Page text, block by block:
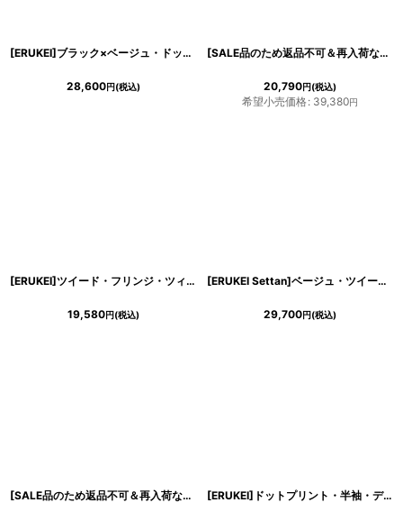
[ERUKEI]ブラック×ベージュ・ドット・レース・シースルー・ロングスリーブ・タイト・ミニドレス・ワンピース[山崎みどり着用]《送料＆代引き手数料無料》
28,600円(税込)
[SALE品のため返品不可＆再入荷なしの現品限り][ERUKEI]薔薇刺繍・総レース・ブラックベース・マーメイド・タイト・大人・膝下ミディアムドレス・ワンピース[山崎みどり着用]《送料＆代引き手数料無料》myall
20,790円(税込)
希望小売価格: 39,380円
[ERUKEI]ツイード・フリンジ・ツィード・ノースリーブ・タイト・ミニドレス・ショート丈・ワンピース[MIRIN・れお・関あいか着用][送料無料]
19,580円(税込)
[ERUKEI Settan]ベージュ・ツイード・フレンチスリーブ・ポイントフリンジ・切り替え・タイト・ミニドレス・ワンピース[山崎みどり着用]《送料＆代引き手数料無料》my
29,700円(税込)
[SALE品のため返品不可＆再入荷なしの現品限り][ERUKEI]ノースリーブ・ティアード・総レース・フレア・ショート丈・ハイウエスト・ミニドレス・ワンピース[関あいか・れお着用][送料無料] [ERUKEI]ドットプリント・半袖・デコルテレース・ペプラム・ミニドレス・ショートワンピース[関あいか・れお着用]《送料＆代引き手数料無料》